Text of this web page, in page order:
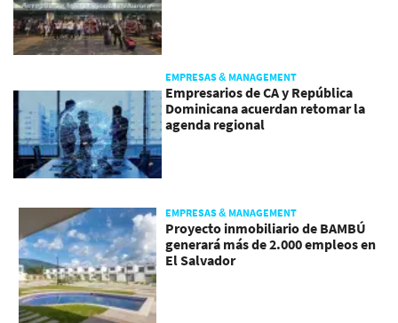
EMPRESAS & MANAGEMENT
Empresarios de CA y República
Dominicana acuerdan retomar la
agenda regional
EMPRESAS & MANAGEMENT
Proyecto inmobiliario de BAMBÚ
generará más de 2.000 empleos en
El Salvador